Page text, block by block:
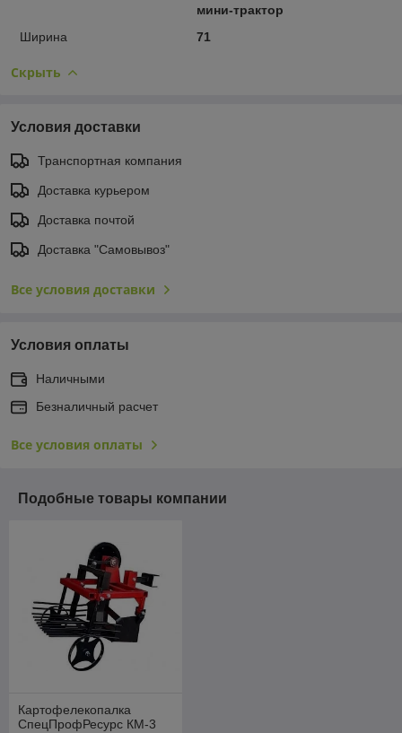
мини-трактор
Ширина
71
Скрыть
Условия доставки
Транспортная компания
Доставка курьером
Доставка почтой
Доставка "Самовывоз"
Все условия доставки
Условия оплаты
Наличными
Безналичный расчет
Все условия оплаты
Подобные товары компании
Картофелекопалка
СпецПрофРесурс КМ-3